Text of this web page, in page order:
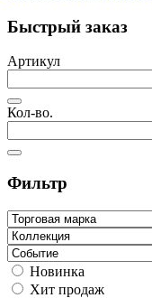
Быстрый заказ
Артикул
Кол-во.
Фильтр
Новинка
Хит продаж